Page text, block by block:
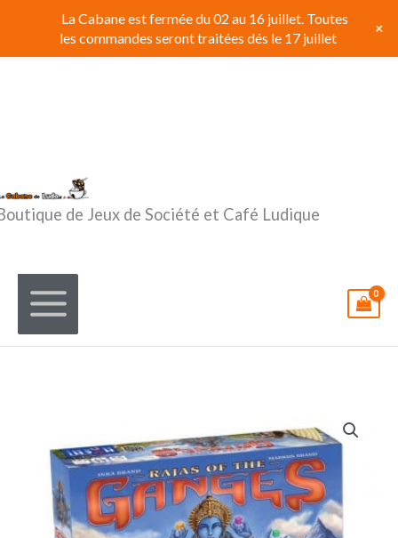
contenu
de Jeux de Société et Café Ludique
La Cabane est fermée du 02 au 16 juillet. Toutes
les commandes seront traitées dés le 17 juillet
+